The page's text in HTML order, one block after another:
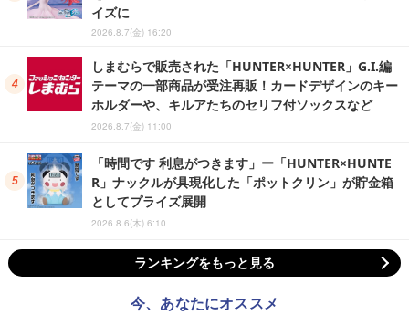
イズに
2026.8.7(金) 16:20
しまむらで販売された「HUNTER×HUNTER」G.I.編
テーマの一部商品が受注再販！カードデザインのキー
ホルダーや、キルアたちのセリフ付ソックスなど
2026.8.7(金) 11:00
「時間です 利息がつきます」ー「HUNTER×HUNTE
R」ナックルが具現化した「ポットクリン」が貯金箱
としてプライズ展開
2026.8.6(木) 6:10
ランキングをもっと見る
今、あなたにオススメ